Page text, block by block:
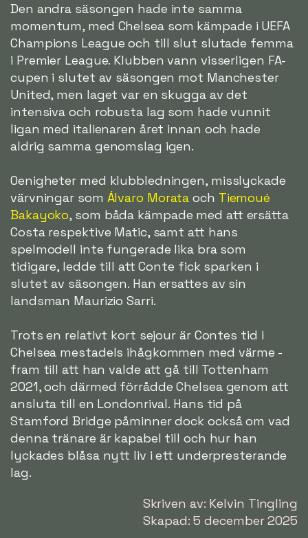
Den andra säsongen hade inte samma
momentum, med Chelsea som kämpade i UEFA
Champions League och till slut slutade femma
i Premier League. Klubben vann visserligen FA-
cupen i slutet av säsongen mot Manchester
United, men laget var en skugga av det
intensiva och robusta lag som hade vunnit
ligan med italienaren året innan och hade
aldrig samma genomslag igen.
Oenigheter med klubbledningen, misslyckade
värvningar som Álvaro Morata och Tiemoué
Bakayoko, som båda kämpade med att ersätta
Costa respektive Matic, samt att hans
spelmodell inte fungerade lika bra som
tidigare, ledde till att Conte fick sparken i
slutet av säsongen. Han ersattes av sin
landsman Maurizio Sarri.
Trots en relativt kort sejour är Contes tid i
Chelsea mestadels ihågkommen med värme -
fram till att han valde att gå till Tottenham
2021, och därmed förrådde Chelsea genom att
ansluta till en Londonrival. Hans tid på
Stamford Bridge påminner dock också om vad
denna tränare är kapabel till och hur han
lyckades blåsa nytt liv i ett underpresterande
lag.
Skriven av: Kelvin Tingling
Skapad: 5 december 2025